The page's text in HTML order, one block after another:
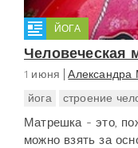
ЙОГА
Человеческая
1 июня Александра
йога
строение
Матрешка - это,
можно взять за